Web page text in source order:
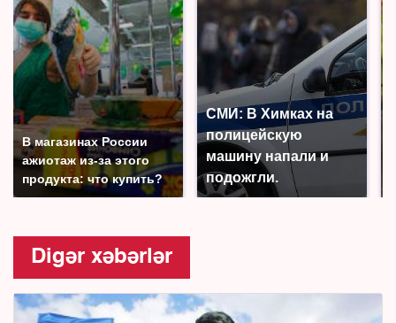
В магазинах России
ажиотаж из-за этого
продукта: что купить?
СМИ: В Химках на
полицейскую
машину напали и
подожгли.
Digər xəbərlər